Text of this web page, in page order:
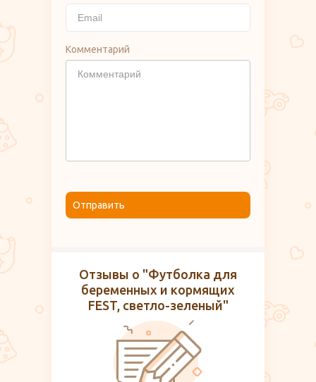
Комментарий
Отправить
Отзывы о "Футболка для
беременных и кормящих
FEST, светло-зеленый"